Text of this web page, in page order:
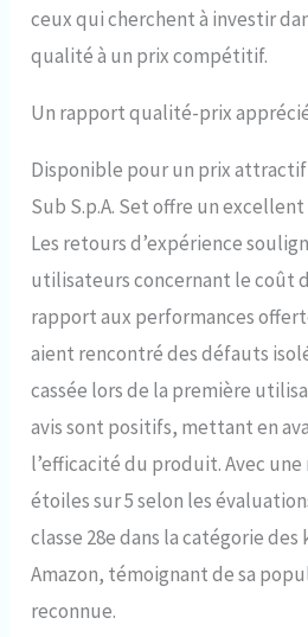
ceux qui cherchent à investir
qualité à un prix compétitif.
Un rapport qualité-prix
Disponible pour un prix attractif
Sub S.p.A. Set offre un
Les retours d’expérience
utilisateurs concernant le coût
rapport aux performances
aient rencontré des défauts
cassée lors de la première
avis sont positifs, mettant en
l’efficacité du produit. Avec une
étoiles sur 5 selon les
classe 28e dans la catégorie
Amazon, témoignant de sa
reconnue.